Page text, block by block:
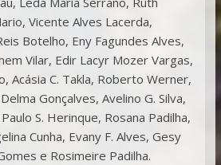
Vicente Alves Lacerda,
Botelho, Eny Fagundes Alves,
Vilar, Edir Lacyr Mozer Vargas,
Acásia C. Takla, Roberto Werner,
Gonçalves, Avelino G. Silva,
S. Herinque, Rosana Padilha,
Cunha, Evany F. Alves, Gesy
e Rosimeire Padilha.